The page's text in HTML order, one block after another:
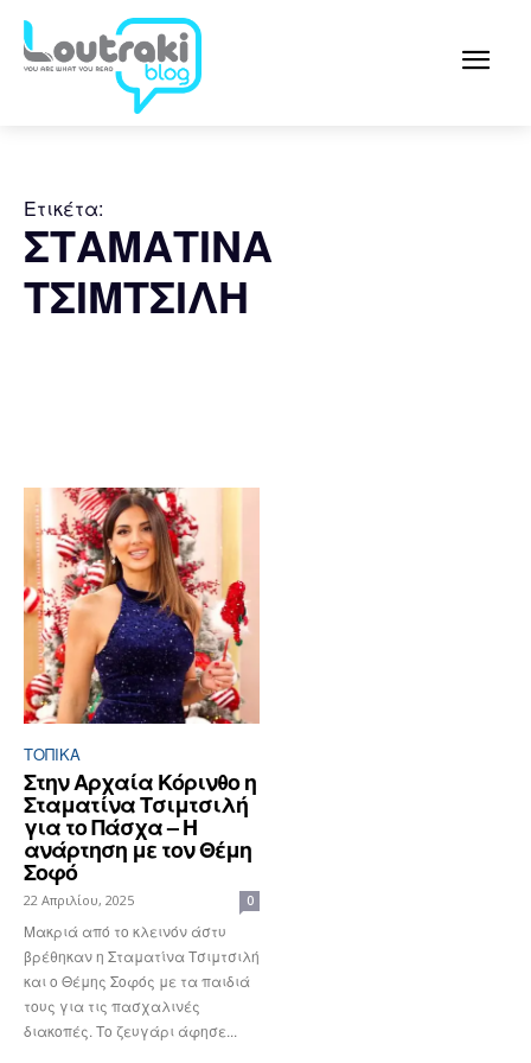
Ετικέτα:
ΣΤΑΜΑΤΙΝΑ
ΤΣΙΜΤΣΙΛΗ
ΤΟΠΙΚΑ
Στην Αρχαία Κόρινθο η
Σταματίνα Τσιμτσιλή
για το Πάσχα – Η
ανάρτηση με τον Θέμη
Σοφό
22 Απριλίου, 2025 0
Μακριά από το κλεινόν άστυ
βρέθηκαν η Σταματίνα Τσιμτσιλή
και ο Θέμης Σοφός με τα παιδιά
τους για τις πασχαλινές
διακοπές. Το ζευγάρι άφησε...